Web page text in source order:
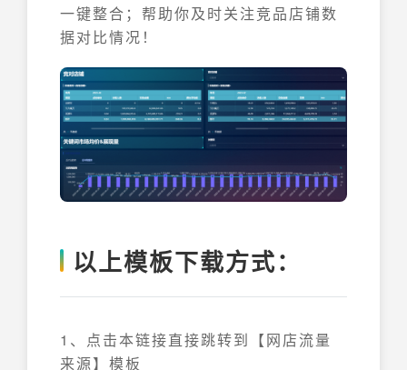
一键整合；帮助你及时关注竞品店铺数
据对比情况！
以上模板下载方式：
1、点击本链接直接跳转到【网店流量
来源】模板